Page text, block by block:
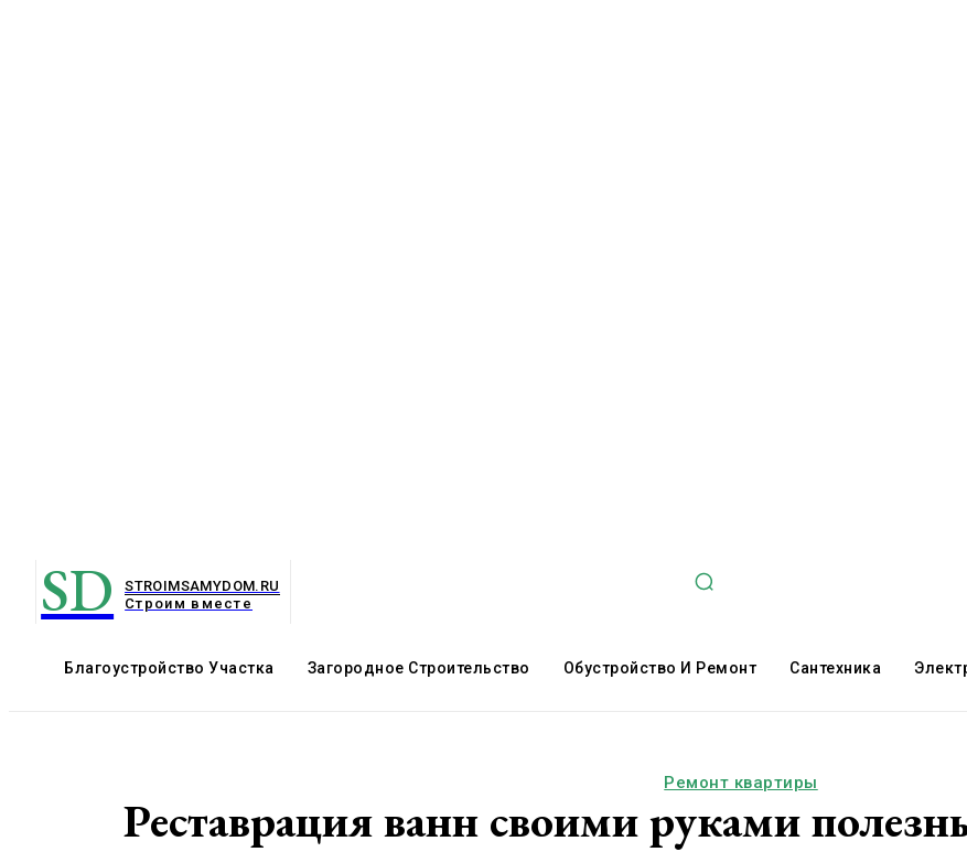
SD
STROIMSAMYDOM.RU
Строим вместе
Благоустройство Участка Загородное Строительство Обустройство И Ремонт Сантехника
Ремонт квартиры
Реставрация ванн своими руками